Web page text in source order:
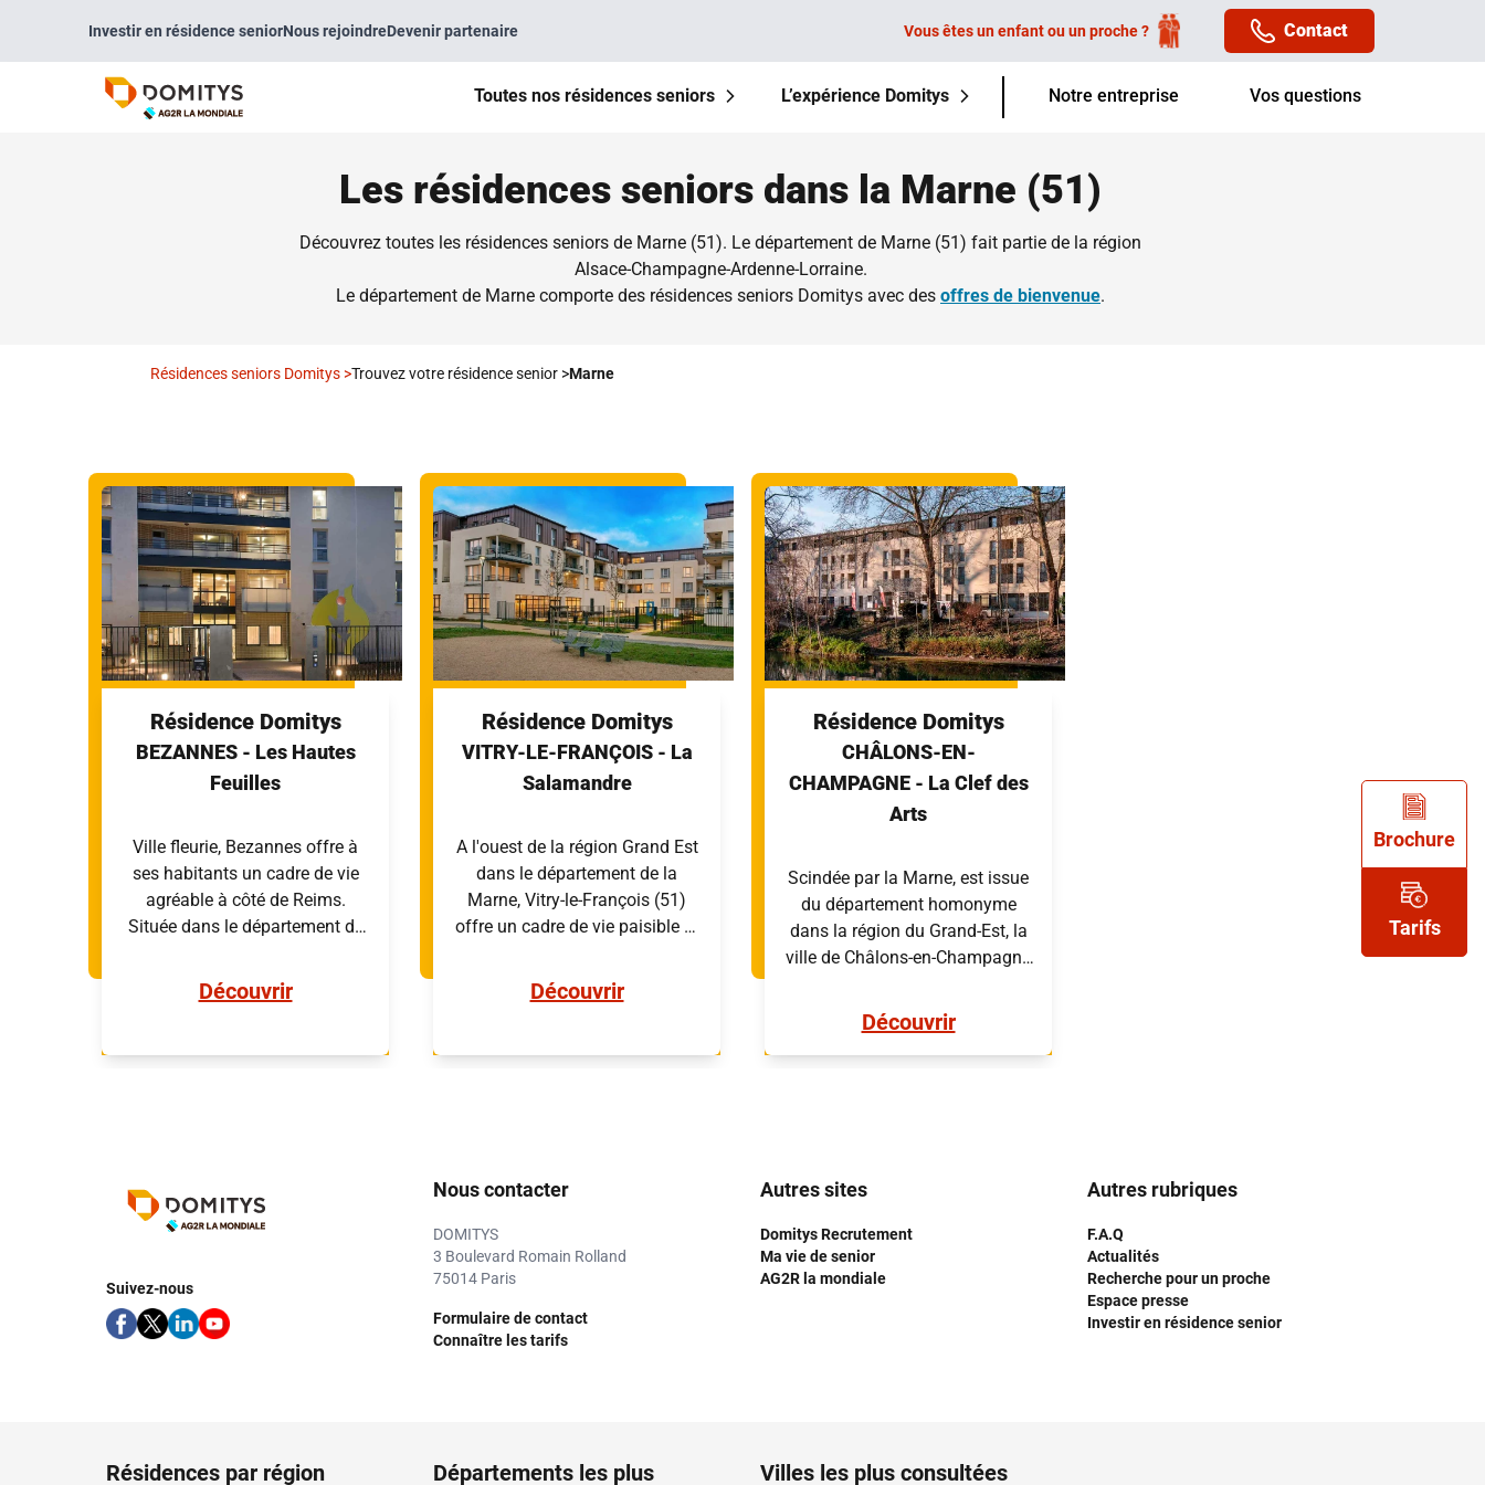
Investir en résidence seniorNous rejoindreDevenir partenaire Vous êtes un enfant ou un proche ? Contact
Toutes nos résidences seniors L’expérience Domitys Notre entreprise Vos questions
Les résidences seniors dans la Marne (51)
Découvrez toutes les résidences seniors de Marne (51). Le département de Marne (51) fait partie de la région
Alsace-Champagne-Ardenne-Lorraine.
Le département de Marne comporte des résidences seniors Domitys avec des offres de bienvenue.
Résidences seniors Domitys >Trouvez votre résidence senior >Marne
Résidence Domitys
BEZANNES- Les Hautes
Feuilles
Ville fleurie, Bezannes offre à
ses habitants un cadre de vie
agréable à côté de Reims.
Située dans le département de
Est, la commune propose enfin
nombre d’activités associatives
floral...) pour le bonheur de ses
accueillant des commerces, une
clinique avec un pôle médical
tramway. Pas de doute, il fait
bon vivre à Bezannes !
Découvrir
Résidence Domitys
VITRY-LE-FRANÇOIS- La
Salamandre
A l'ouest de la région Grand Est
dans le département de la
Marne, Vitry-le-François (51)
offre un cadre de vie paisible et
seulement 30 minutes de
Châlons-en-Champagne, la ville
plaisance qui fait d'elle la
Salamandre prend vie en plein
privilégié.Labellisée « Ville
fleurie 3 fleurs », ses espaces
à la promenade.
Découvrir
Résidence Domitys
CHÂLONS-EN-
CHAMPAGNE- La Clef des
Arts
Scindée par la Marne, est issue
du département homonyme
dans la région du Grand-Est, la
ville de Châlons-en-Champagne
particulièrement apprécié pour
son intérêt culturel et historique.
La ville regorge de prestigieux
classés, les 3 jardins du Jard.
nombreux événements culturels
sont organisés, entre le cinéma,
proposant des appartements
Découvrir
Suivez-nous
Nous contacter
DOMITYS
3 Boulevard Romain Rolland
75014 Paris
Formulaire de contact
Connaître les tarifs
Autres sites
Domitys Recrutement
Ma vie de senior
AG2R la mondiale
Autres rubriques
F.A.Q
Actualités
Recherche pour un proche
Espace presse
Investir en résidence senior
Résidences par région Départements les plus Villes les plus consultées
Brochure
Tarifs